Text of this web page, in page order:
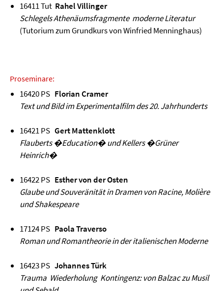
16411 Tut Rahel Villinger
Schlegels Athenäumsfragmente moderne Literatur
(Tutorium zum Grundkurs von Winfried Menninghaus)
Proseminare:
16420 PS Florian Cramer
Text und Bild im Experimentalfilm des 20. Jahrhunderts
16421 PS Gert Mattenklott
Flauberts �Education� und Kellers �Grüner
Heinrich�
16422 PS Esther von der Osten
Glaube und Souveränität in Dramen von Racine, Molière
und Shakespeare
17124 PS Paola Traverso
Roman und Romantheorie in der italienischen Moderne
16423 PS Johannes Türk
Trauma Wiederholung Kontingenz: von Balzac zu Musil